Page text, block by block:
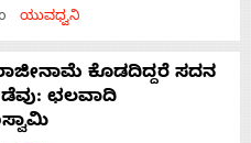
ಯುವಧ್ವನಿ
ಕೊಡದಿದ್ದರೆ ಸದನ
ಛಲವಾದಿ